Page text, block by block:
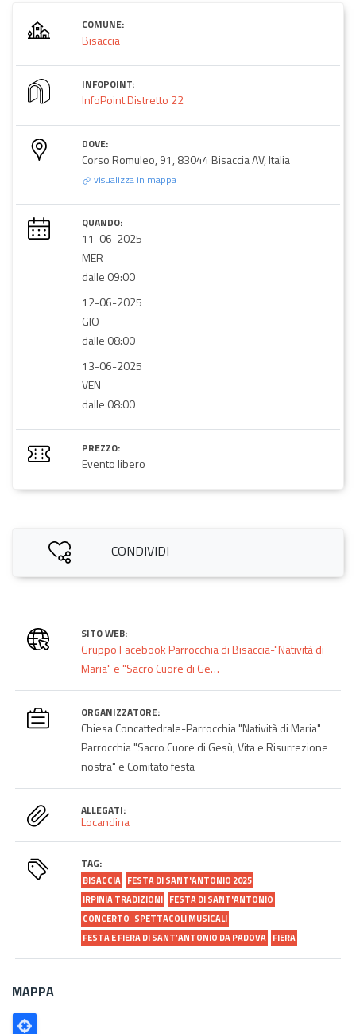
COMUNE:
Bisaccia
INFOPOINT:
InfoPoint Distretto 22
DOVE:
Corso Romuleo, 91, 83044 Bisaccia AV, Italia
visualizza in mappa
QUANDO:
11-06-2025
MER
dalle 09:00
12-06-2025
GIO
dalle 08:00
13-06-2025
VEN
dalle 08:00
PREZZO:
Evento libero
CONDIVIDI
SITO WEB:
Gruppo Facebook Parrocchia di Bisaccia-"Natività di
Maria" e "Sacro Cuore di Ge…
ORGANIZZATORE:
Chiesa Concattedrale-Parrocchia "Natività di Maria"
Parrocchia "Sacro Cuore di Gesù, Vita e Risurrezione
nostra" e Comitato festa
ALLEGATI:
Locandina
TAG:
BISACCIA FESTA DI SANT'ANTONIO 2025
IRPINIA TRADIZIONI FESTA DI SANT'ANTONIO
CONCERTO SPETTACOLI MUSICALI
FESTA E FIERA DI SANT’ANTONIO DA PADOVA FIERA
MAPPA
Poligono